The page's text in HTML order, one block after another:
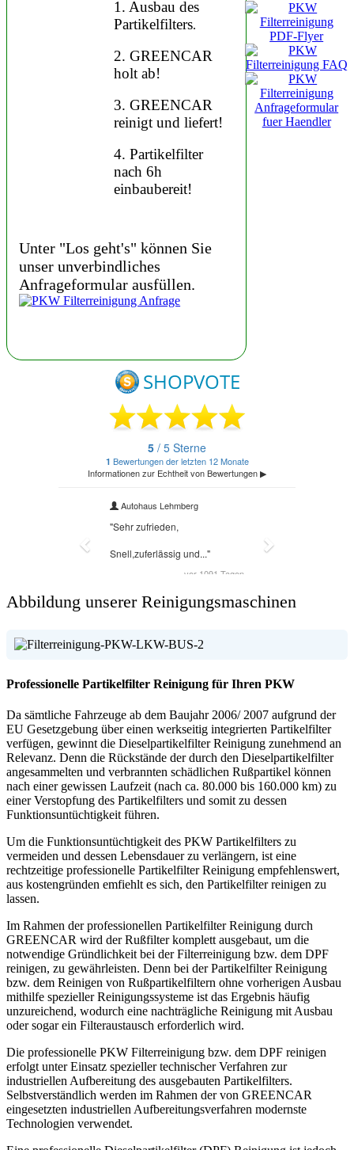
1. Ausbau des
Partikelfilters.
2. GREENCAR
holt ab!
3. GREENCAR
reinigt und liefert!
4. Partikelfilter
nach 6h
einbaubereit!
Unter "Los geht's" können Sie
unser unverbindliches
Anfrageformular ausfüllen.
Abbildung unserer Reinigungsmaschinen
Professionelle Partikelfilter Reinigung für Ihren PKW
Da sämtliche Fahrzeuge ab dem Baujahr 2006/ 2007 aufgrund der
EU Gesetzgebung über einen werkseitig integrierten Partikelfilter
verfügen, gewinnt die Dieselpartikelfilter Reinigung zunehmend an
Relevanz. Denn die Rückstände der durch den Dieselpartikelfilter
angesammelten und verbrannten schädlichen Rußpartikel können
nach einer gewissen Laufzeit (nach ca. 80.000 bis 160.000 km) zu
einer Verstopfung des Partikelfilters und somit zu dessen
Funktionsuntüchtigkeit führen.
Um die Funktionsuntüchtigkeit des PKW Partikelfilters zu
vermeiden und dessen Lebensdauer zu verlängern, ist eine
rechtzeitige professionelle Partikelfilter Reinigung empfehlenswert,
aus kostengründen emfiehlt es sich, den Partikelfilter reinigen zu
lassen.
Im Rahmen der professionellen Partikelfilter Reinigung durch
GREENCAR wird der Rußfilter komplett ausgebaut, um die
notwendige Gründlichkeit bei der Filterreinigung bzw. dem DPF
reinigen, zu gewährleisten. Denn bei der Partikelfilter Reinigung
bzw. dem Reinigen von Rußpartikelfiltern ohne vorherigen Ausbau
mithilfe spezieller Reinigungssysteme ist das Ergebnis häufig
unzureichend, wodurch eine nachträgliche Reinigung mit Ausbau
oder sogar ein Filteraustausch erforderlich wird.
Die professionelle PKW Filterreinigung bzw. dem DPF reinigen
erfolgt unter Einsatz spezieller technischer Verfahren zur
industriellen Aufbereitung des ausgebauten Partikelfilters.
Selbstverständlich werden im Rahmen der von GREENCAR
eingesetzten industriellen Aufbereitungsverfahren modernste
Technologien verwendet.